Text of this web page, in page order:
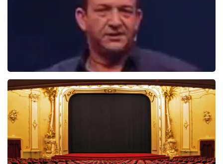
Najib Amhali
BEKIJKEN